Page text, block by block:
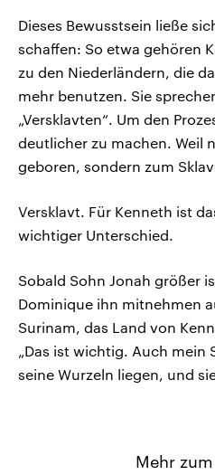
Dieses Bewusstsein ließe
schaffen: So etwa gehören
zu den Niederländern, die
mehr benutzen. Sie
„Versklavten“. Um den
deutlicher zu machen. Weil
geboren, sondern zum
Versklavt. Für Kenneth ist
wichtiger Unterschied.
Sobald Sohn Jonah größer
Dominique ihn mitnehmen
Surinam, das Land von
„Das ist wichtig. Auch mein
seine Wurzeln liegen, und
Mehr